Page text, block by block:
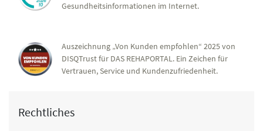
Gesundheitsinformationen im Internet.
Auszeichnung „Von Kunden empfohlen“ 2025 von
DISQTrust für DAS REHAPORTAL. Ein Zeichen für
Vertrauen, Service und Kundenzufriedenheit.
Rechtliches